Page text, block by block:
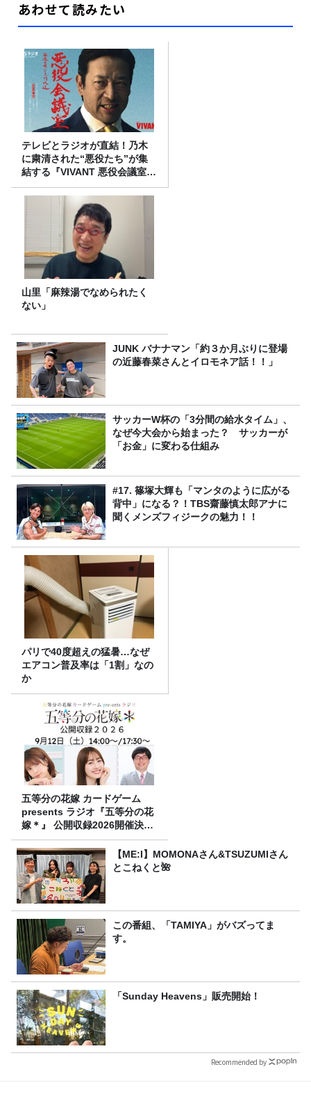
あわせて読みたい
テレビとラジオが直結！乃木
に粛清された“悪役たち”が集
結する『VIVANT 悪役会議室』
7/26(日)23時スタート！
山里「麻辣湯でなめられたく
ない」
JUNK バナナマン「約３か月ぶりに登場
の近藤春菜さんとイロモネア話！！」
サッカーW杯の「3分間の給水タイム」、
なぜ今大会から始まった？ サッカーが
「お金」に変わる仕組み
#17. 篠塚大輝も「マンタのように広がる
背中」になる？！TBS齋藤慎太郎アナに
聞くメンズフィジークの魅力！！
パリで40度超えの猛暑…なぜ
エアコン普及率は「1割」なの
か
五等分の花嫁 カードゲーム
presents ラジオ『五等分の花
嫁＊』 公開収録2026開催決
定！
【ME:I】MOMONAさん&TSUZUMIさん
とこねくと🌺
この番組、「TAMIYA」がバズってま
す。
「Sunday Heavens」販売開始！
Recommended by